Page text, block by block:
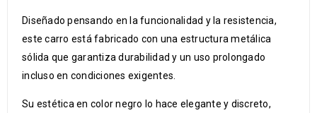
Diseñado pensando en la funcionalidad y la resistencia,
este carro está fabricado con una estructura metálica
sólida que garantiza durabilidad y un uso prolongado
incluso en condiciones exigentes.
Su estética en color negro lo hace elegante y discreto,